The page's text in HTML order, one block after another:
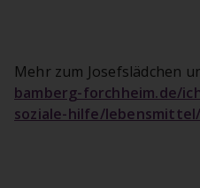
Mehr zum Josefslädchen
bamberg-forchheim.de/
soziale-hilfe/